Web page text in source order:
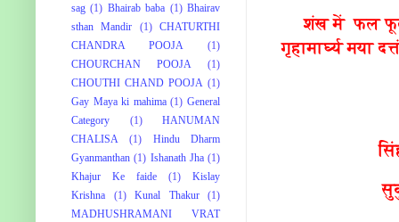
शंख में फल फूल
गृहामार्घ्य मया
sag (1) Bhairab baba (1) Bhairav
sthan Mandir
(1) CHATURTHI
CHANDRA POOJA
(1)
CHOURCHAN POOJA
(1)
CHOUTHI CHAND POOJA (1)
Gay Maya ki mahima (1) General
Category
(1)
HANUMAN
CHALISA
(1)
Hindu Dharm
Gyanmanthan (1) Ishanath Jha (1)
Khajur Ke faide
(1)
Kislay
Krishna
(1) Kunal Thakur
(1)
MADHUSHRAMANI VRAT